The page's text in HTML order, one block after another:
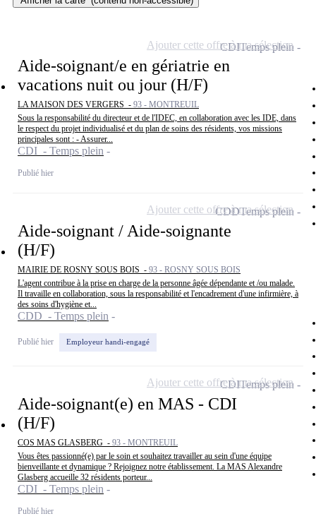
Aide-soignant/e en gériatrie en
vacations nuit ou jour (H/F)
LA MAISON DES VERGERS - 93 - MONTREUIL
Sous la responsabilité du directeur et de l'IDEC, en collaboration avec les IDE, dans
le respect du projet individualisé et du plan de soins des résidents, vos missions
principales sont : - Assurer...
CDI - Temps plein
Publié hier
CDITemps plein
Ajouter cette offre à ma sélection
Aide-soignant / Aide-soignante
(H/F)
MAIRIE DE ROSNY SOUS BOIS - 93 - ROSNY SOUS BOIS
L'agent contribue à la prise en charge de la personne âgée dépendante et /ou malade.
Il travaille en collaboration, sous la responsabilité et l'encadrement d'une infirmière, à
des soins d'hygiène et...
CDD - Temps plein
Publié hier Employeur handi-engagé
CDDTemps plein
Ajouter cette offre à ma sélection
Aide-soignant(e) en MAS - CDI
(H/F)
COS MAS GLASBERG - 93 - MONTREUIL
Vous êtes passionné(e) par le soin et souhaitez travailler au sein d'une équipe
bienveillante et dynamique ? Rejoignez notre établissement. La MAS Alexandre
Glasberg accueille 32 résidents porteur...
CDI - Temps plein
Publié hier
CDITemps plein
Ajouter cette offre à ma sélection